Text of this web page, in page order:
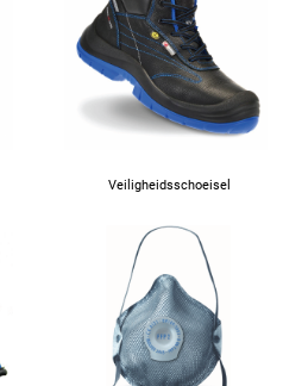
Veiligheidsschoeisel